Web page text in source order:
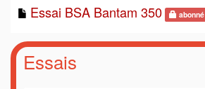
Essai BSA Bantam 350
abonné
Essais